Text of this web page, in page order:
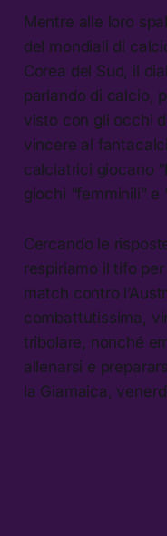
Mentre alle loro
del mondiali di
Corea del Sud, il
parlando di calcio,
visto con gli occhi
vincere al
calciatrici giocano
giochi “femminili” e
Cercando le
respiriamo il tifo
match contro
combattutissima,
tribolare, nonché
allenarsi e
la Giamaica,